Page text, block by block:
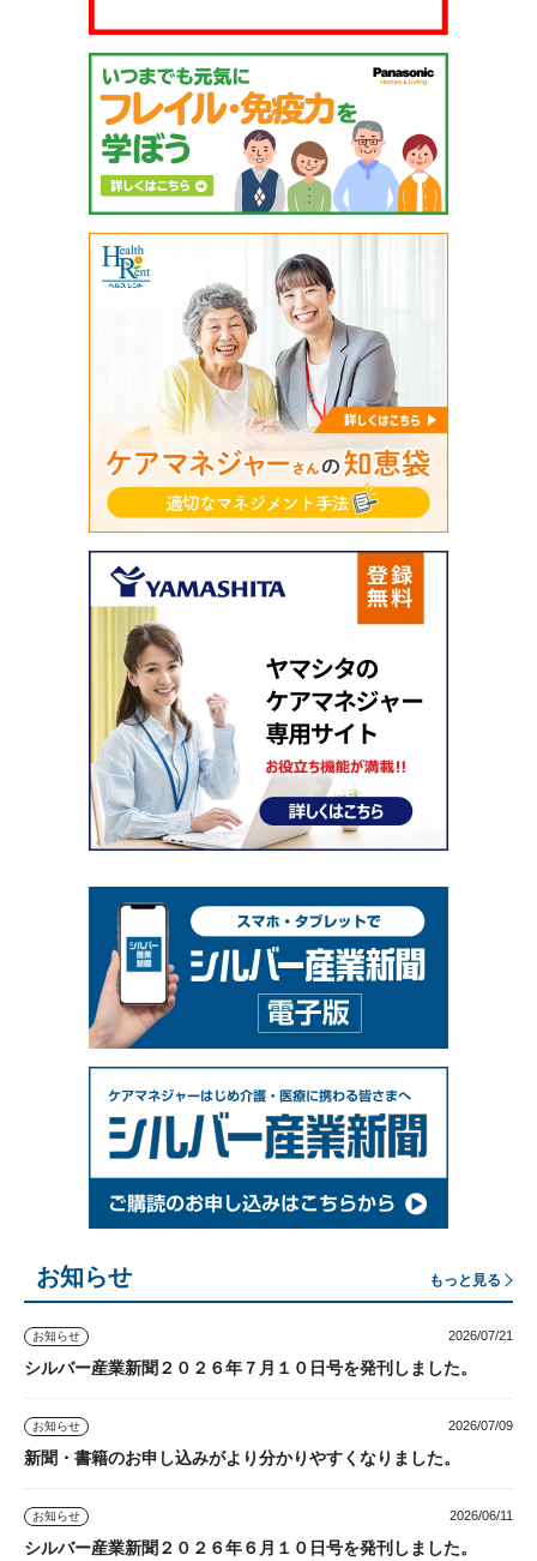
お知らせ もっと見る
お知らせ 2026/07/21
シルバー産業新聞２０２６年７月１０日号を発刊しました。
お知らせ 2026/07/09
新聞・書籍のお申し込みがより分かりやすくなりました。
お知らせ 2026/06/11
シルバー産業新聞２０２６年６月１０日号を発刊しました。